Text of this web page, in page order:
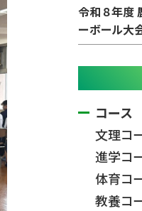
令和８年度
ーボール大
コース
文理コ
進学コ
体育コ
教養コ